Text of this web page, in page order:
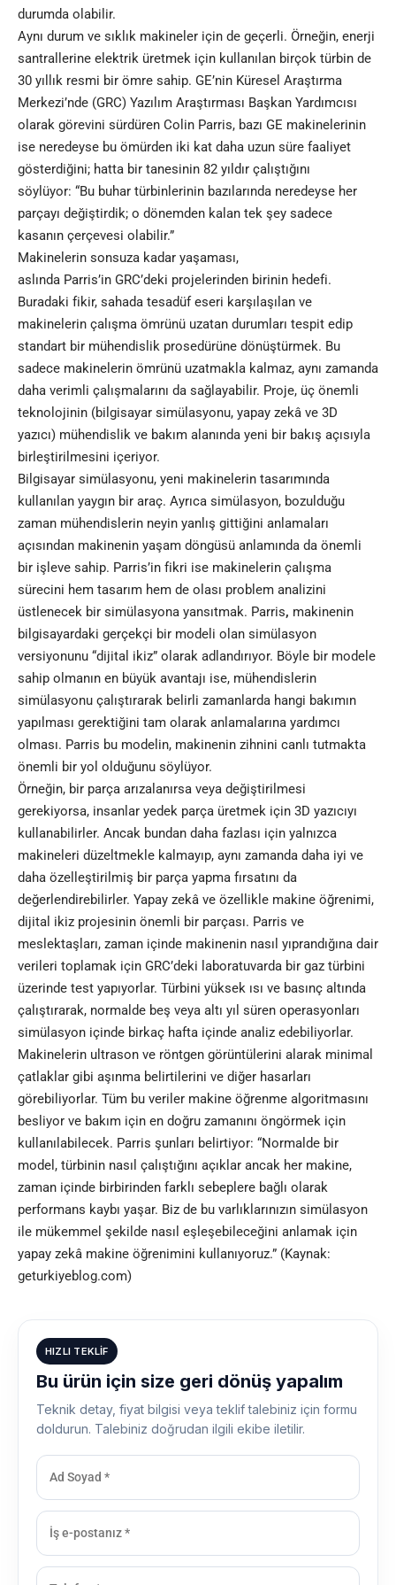
durumda olabilir.
Aynı durum ve sıklık makineler için de geçerli. Örneğin, enerji
santrallerine elektrik üretmek için kullanılan birçok türbin de
30 yıllık resmi bir ömre sahip. GE’nin Küresel Araştırma
Merkezi’nde (GRC) Yazılım Araştırması Başkan Yardımcısı
olarak görevini sürdüren Colin Parris, bazı GE makinelerinin
ise neredeyse bu ömürden iki kat daha uzun süre faaliyet
gösterdiğini; hatta bir tanesinin 82 yıldır çalıştığını
söylüyor: “Bu buhar türbinlerinin bazılarında neredeyse her
parçayı değiştirdik; o dönemden kalan tek şey sadece
kasanın çerçevesi olabilir.”
Makinelerin sonsuza kadar yaşaması,
aslında Parris’in GRC’deki projelerinden birinin hedefi.
Buradaki fikir, sahada tesadüf eseri karşılaşılan ve
makinelerin çalışma ömrünü uzatan durumları tespit edip
standart bir mühendislik prosedürüne dönüştürmek. Bu
sadece makinelerin ömrünü uzatmakla kalmaz, aynı zamanda
daha verimli çalışmalarını da sağlayabilir. Proje, üç önemli
teknolojinin (bilgisayar simülasyonu, yapay zekâ ve 3D
yazıcı) mühendislik ve bakım alanında yeni bir bakış açısıyla
birleştirilmesini içeriyor.
Bilgisayar simülasyonu, yeni makinelerin tasarımında
kullanılan yaygın bir araç. Ayrıca simülasyon, bozulduğu
zaman mühendislerin neyin yanlış gittiğini anlamaları
açısından makinenin yaşam döngüsü anlamında da önemli
bir işleve sahip. Parris’in fikri ise makinelerin çalışma
sürecini hem tasarım hem de olası problem analizini
üstlenecek bir simülasyona yansıtmak. Parris, makinenin
bilgisayardaki gerçekçi bir modeli olan simülasyon
versiyonunu “dijital ikiz” olarak adlandırıyor. Böyle bir modele
sahip olmanın en büyük avantajı ise, mühendislerin
simülasyonu çalıştırarak belirli zamanlarda hangi bakımın
yapılması gerektiğini tam olarak anlamalarına yardımcı
olması. Parris bu modelin, makinenin zihnini canlı tutmakta
önemli bir yol olduğunu söylüyor.
Örneğin, bir parça arızalanırsa veya değiştirilmesi
gerekiyorsa, insanlar yedek parça üretmek için 3D yazıcıyı
kullanabilirler. Ancak bundan daha fazlası için yalnızca
makineleri düzeltmekle kalmayıp, aynı zamanda daha iyi ve
daha özelleştirilmiş bir parça yapma fırsatını da
değerlendirebilirler. Yapay zekâ ve özellikle makine öğrenimi,
dijital ikiz projesinin önemli bir parçası. Parris ve
meslektaşları, zaman içinde makinenin nasıl yıprandığına dair
verileri toplamak için GRC’deki laboratuvarda bir gaz türbini
üzerinde test yapıyorlar. Türbini yüksek ısı ve basınç altında
çalıştırarak, normalde beş veya altı yıl süren operasyonları
simülasyon içinde birkaç hafta içinde analiz edebiliyorlar.
Makinelerin ultrason ve röntgen görüntülerini alarak minimal
çatlaklar gibi aşınma belirtilerini ve diğer hasarları
görebiliyorlar. Tüm bu veriler makine öğrenme algoritmasını
besliyor ve bakım için en doğru zamanını öngörmek için
kullanılabilecek. Parris şunları belirtiyor: “Normalde bir
model, türbinin nasıl çalıştığını açıklar ancak her makine,
zaman içinde birbirinden farklı sebeplere bağlı olarak
performans kaybı yaşar. Biz de bu varlıklarınızın simülasyon
ile mükemmel şekilde nasıl eşleşebileceğini anlamak için
yapay zekâ makine öğrenimini kullanıyoruz.” (Kaynak:
geturkiyeblog.com)
HIZLI TEKLIF
Bu ürün için size geri dönüş yapalım
Teknik detay, fiyat bilgisi veya teklif talebiniz için formu
doldurun. Talebiniz doğrudan ilgili ekibe iletilir.